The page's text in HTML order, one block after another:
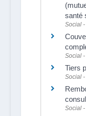
santé
Social
Social
Tiers
Social
Social